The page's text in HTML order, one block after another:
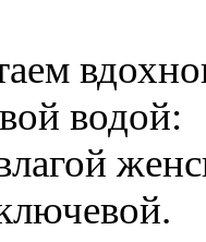
водой: